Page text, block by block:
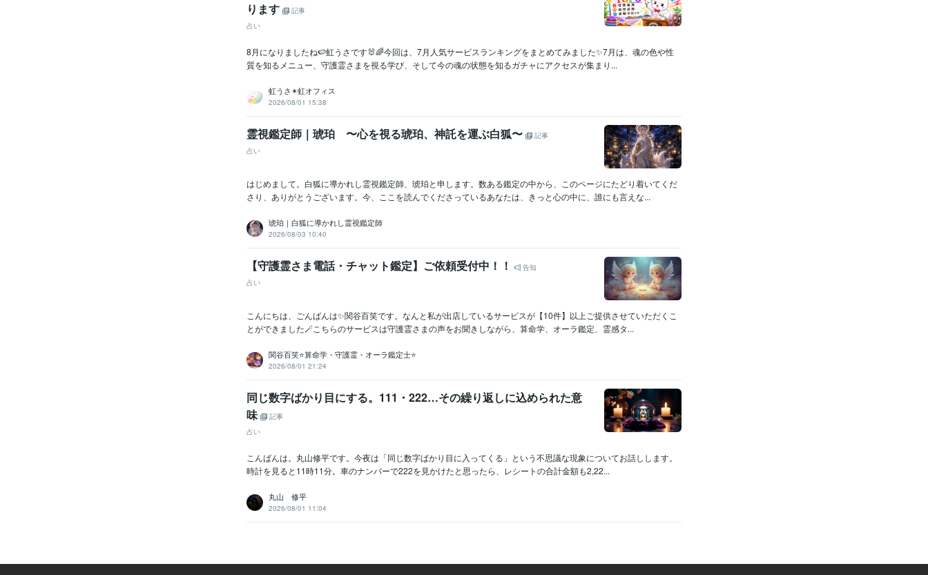
ります
記事
占い
8月になりましたね🍉虹うさです🐰🌈今回は、7月人気サービスランキングをまとめてみました✨7月は、魂の色や性
質を知るメニュー、守護霊さまを視る学び、そして今の魂の状態を知るガチャにアクセスが集まり...
虹うさ✴︎虹オフィス
2026/08/01 15:38
霊視鑑定師｜琥珀 〜心を視る琥珀、神託を運ぶ白狐〜
記事
占い
はじめまして。白狐に導かれし霊視鑑定師、琥珀と申します。数ある鑑定の中から、このページにたどり着いてくだ
さり、ありがとうございます。今、ここを読んでくださっているあなたは、きっと心の中に、誰にも言えな...
琥珀｜白狐に導かれし霊視鑑定師
2026/08/03 10:40
【守護霊さま電話・チャット鑑定】ご依頼受付中！！
告知
占い
こんにちは、ごんばんは✨関谷百笑です。なんと私が出店しているサービスが【10件】以上ご提供させていただくこ
とができました🪄こちらのサービスは守護霊さまの声をお聞きしながら、算命学、オーラ鑑定、霊感タ...
関谷百笑⭐算命学・守護霊・オーラ鑑定士⭐
2026/08/01 21:24
同じ数字ばかり目にする。111・222…その繰り返しに込められた意
味
記事
占い
こんばんは。丸山修平です。今夜は「同じ数字ばかり目に入ってくる」という不思議な現象についてお話しします。
時計を見ると11時11分。車のナンバーで222を見かけたと思ったら、レシートの合計金額も2,22...
丸山 修平
2026/08/01 11:04